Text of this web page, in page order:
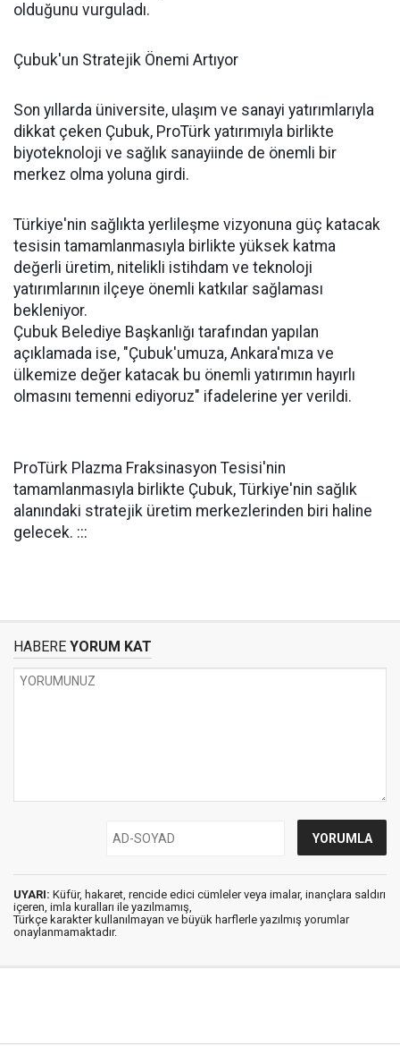
olduğunu vurguladı.
Çubuk'un Stratejik Önemi Artıyor
Son yıllarda üniversite, ulaşım ve sanayi yatırımlarıyla
dikkat çeken Çubuk, ProTürk yatırımıyla birlikte
biyoteknoloji ve sağlık sanayiinde de önemli bir
merkez olma yoluna girdi.
Türkiye'nin sağlıkta yerlileşme vizyonuna güç katacak
tesisin tamamlanmasıyla birlikte yüksek katma
değerli üretim, nitelikli istihdam ve teknoloji
yatırımlarının ilçeye önemli katkılar sağlaması
bekleniyor.
Çubuk Belediye Başkanlığı tarafından yapılan
açıklamada ise, "Çubuk'umuza, Ankara'mıza ve
ülkemize değer katacak bu önemli yatırımın hayırlı
olmasını temenni ediyoruz" ifadelerine yer verildi.
ProTürk Plazma Fraksinasyon Tesisi'nin
tamamlanmasıyla birlikte Çubuk, Türkiye'nin sağlık
alanındaki stratejik üretim merkezlerinden biri haline
gelecek. :::
HABERE YORUM KAT
UYARI: Küfür, hakaret, rencide edici cümleler veya imalar, inançlara saldırı
içeren, imla kuralları ile yazılmamış,
Türkçe karakter kullanılmayan ve büyük harflerle yazılmış yorumlar
onaylanmamaktadır.